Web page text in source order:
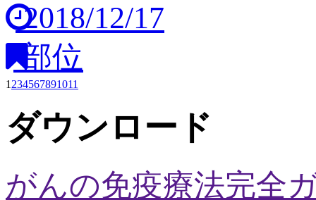
2018/12/17
部位
1 234567891011
ダウンロード
がんの免疫療法完全